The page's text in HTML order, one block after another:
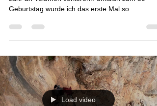
Dies zeigt sich nicht nur, indem die Haare Jahr
Geburtstag wurde ich das erste Mal so...